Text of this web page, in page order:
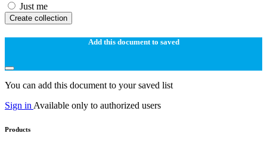
Just me
Create collection
Add this document to saved
You can add this document to your saved list
Sign in Available only to authorized users
Products